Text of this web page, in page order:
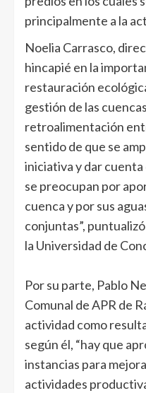
principalmente a la
Noelia Carrasco,
hincapié en la
restauración
gestión de las
retroalimentación
sentido de que se
iniciativa y dar
se preocupan por
cuenca y por sus
conjuntas”,
la Universidad de
Por su parte, Pablo
Comunal de APR de
actividad como
según él, “hay que
instancias para
actividades